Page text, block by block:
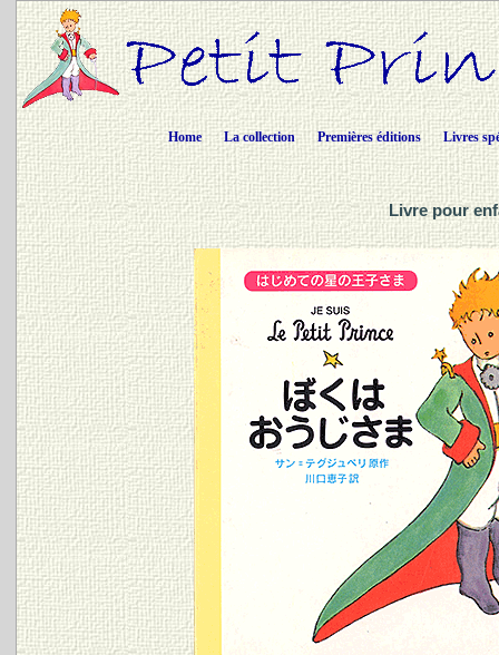
Home La collection Premières éditions Livres
Livre pour